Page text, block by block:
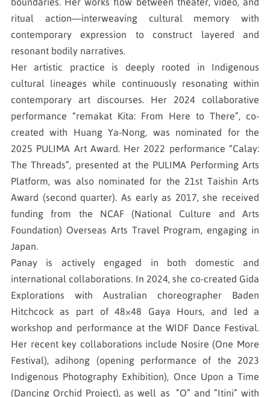
ritual action—interweaving cultural memory with
contemporary expression to construct layered and
resonant bodily narratives.
Her artistic practice is deeply rooted in Indigenous
cultural lineages while continuously resonating within
contemporary art discourses. Her 2024 collaborative
performance “remakat Kita: From Here to There”, co-
created with Huang Ya-Nong, was nominated for the
2025 PULIMA Art Award. Her 2022 performance “Calay:
The Threads”, presented at the PULIMA Performing Arts
Platform, was also nominated for the 21st Taishin Arts
Award (second quarter). As early as 2017, she received
funding from the NCAF (National Culture and Arts
Foundation) Overseas Arts Travel Program, engaging in
Japan.
Panay is actively engaged in both domestic and
international collaborations. In 2024, she co-created Gida
Explorations with Australian choreographer Baden
Hitchcock as part of 48×48 Gaya Hours, and led a
workshop and performance at the WIDF Dance Festival.
Her recent key collaborations include Nosire (One More
Festival), adihong (opening performance of the 2023
Indigenous Photography Exhibition), Once Upon a Time
(Dancing Orchid Project), as well as ”O” and ”Itini” with